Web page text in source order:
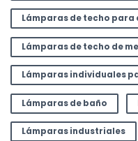
Lámparas de techo
Lámparas de techo de
Lámparas individuales
Lámparas de baño
Lámparas industriales